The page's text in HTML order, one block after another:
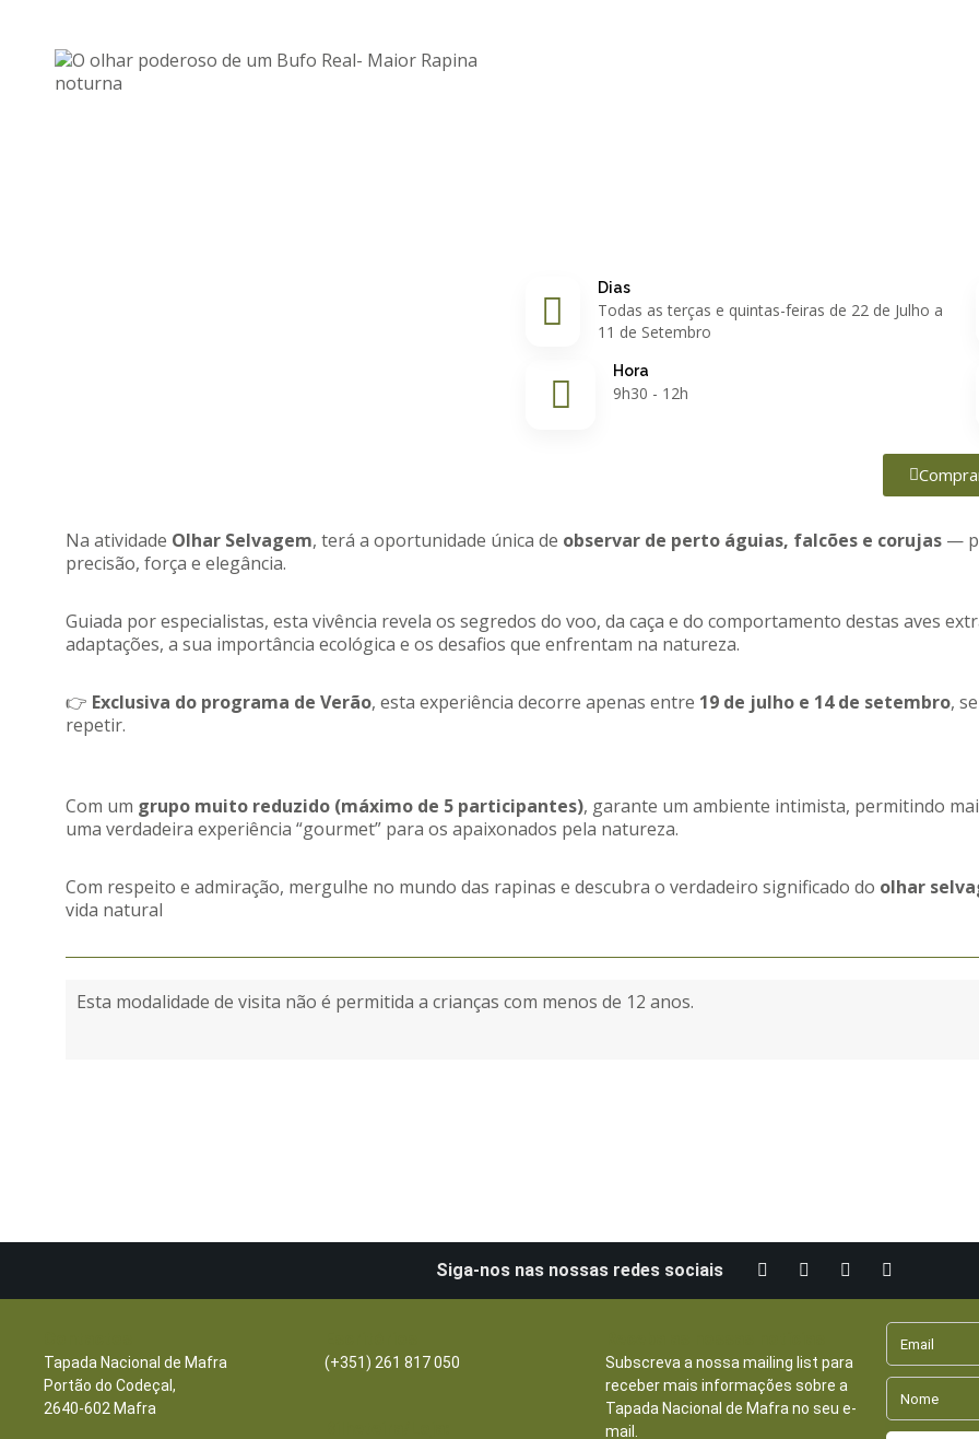
Dias
Todas as terças e quintas-feiras de 22 de Julho a
11 de Setembro
Hora
9h30 - 12h
Na atividade Olhar Selvagem, terá a oportunidade única de observar de perto águias, falcões e corujas —
precisão, força e elegância.
Guiada por especialistas, esta vivência revela os segredos do voo, da caça e do comportamento destas aves
adaptações, a sua importância ecológica e os desafios que enfrentam na natureza.
👉 Exclusiva do programa de Verão, esta experiência decorre apenas entre 19 de julho e 14 de setembro,
repetir.
Com um grupo muito reduzido (máximo de 5 participantes), garante um ambiente intimista, permitindo
uma verdadeira experiência “gourmet” para os apaixonados pela natureza.
Com respeito e admiração, mergulhe no mundo das rapinas e descubra o verdadeiro significado do olhar
vida natural
Esta modalidade de visita não é permitida a crianças com menos de 12 anos.
Siga-nos nas nossas redes sociais
Tapada Nacional de Mafra
Portão do Codeçal,
2640-602 Mafra
(+351) 261 817 050
Subscreva a nossa mailing list para
receber mais informações sobre a
Tapada Nacional de Mafra no seu e-
mail.